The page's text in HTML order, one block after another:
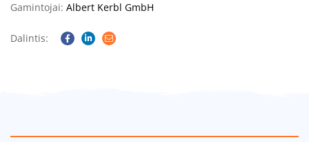
Gamintojai: Albert Kerbl GmbH
Dalintis:
Facebook
Linkedin
Email